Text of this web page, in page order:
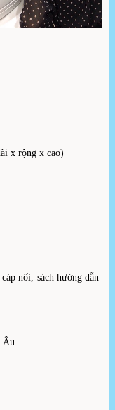
x rộng x cao)
nối, sách hướng dẫn
Âu